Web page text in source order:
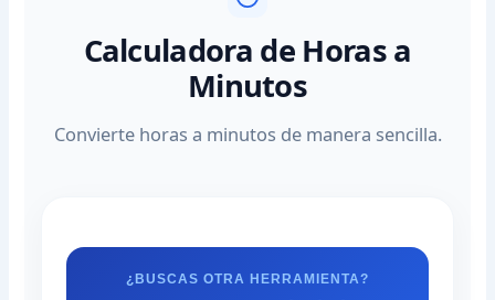
Calculadora de Horas a
Minutos
Convierte horas a minutos de manera sencilla.
¿BUSCAS OTRA HERRAMIENTA?